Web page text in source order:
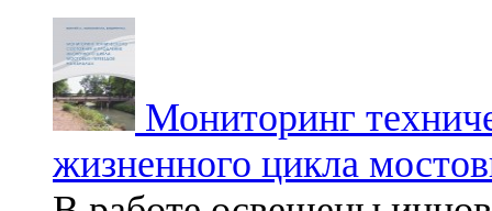
Мониторинг
жизненного цикла